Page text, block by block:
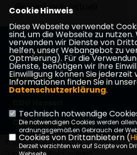
Bickenbach aktuell
Impressum Datenschutz
CDU Deutschland
©2026 CDU Kreisverband
Darmstadt-Dieburg; vertreten
Cookie Hinweis
Diese Webseite verwendet
sind, um die Webseite zu
verwenden wir Dienste von
helfen, unser Webangebot zu
Optmierung). Für die
Dienste, benötigen wir Ihre
Einwilligung können Sie
Informationen finden Sie in
Datenschutzerklärung.
Technisch notwendige
Die notwendigen Cookies werden
ordnungsgemäßen Gebrauch der
Cookies von Drittanbietern (
Derzeit verzichten wir auf Scripte von